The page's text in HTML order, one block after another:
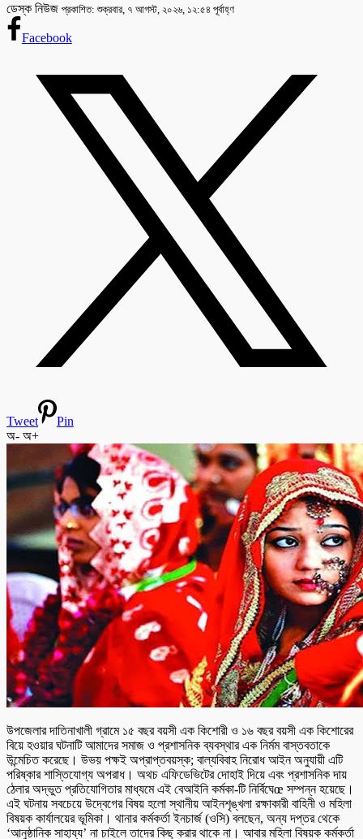
ডেস্ক নিউজ প্রকাশিত: শুক্রবার, ৭ আগস্ট, ২০২৬, ১২:৫৪ পূর্বাহ্ণ
Facebook
Tweet
Pin
অ- অ+
উপজেলার দাতিনাখালী গ্রামে ১৫ বছর বয়সী এক কিশোরী ও ১৬ বছর বয়সী এক কিশোরের
বিয়ে হওয়ার ঘটনাটি আমাদের সমাজ ও প্রশাসনিক ব্যবস্থার এক নির্মম বাস্তবতাকে
উন্মেচিত করেছে। উভয় পক্ষই অপ্রাপ্তবয়স্ক; বাল্যবিবাহ নিরোধ আইন অনুযায়ী এটি
পরিষ্কার শাস্তিযোগ্য অপরাধ। অথচ এফিডেভিটের দোহাই দিয়ে এবং প্রশাসনিক দায়
ঠেলার অদ্ভুত প্রতিযোগিতার মাধ্যমে এই বেআইনি কর্মকা-টি নির্বিঘেœ সম্পন্ন হয়েছে।
এই ঘটনায় সবচেয়ে উদ্বেগের বিষয় হলো স্থানীয় আইনশৃঙ্খলা রক্ষাকারী বাহিনী ও মহিলা
বিষয়ক কার্যালয়ের ভূমিকা। থানার কর্মকর্তা ইনচার্জ (ওসি) বলছেন, অন্য দপ্তর থেকে
‘আনুষ্ঠানিক সাহায্য’ না চাইলে তাদের কিছু করার থাকে না। আবার মহিলা বিষয়ক কর্মকর্তা